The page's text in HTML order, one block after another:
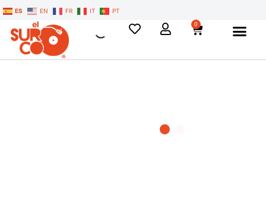
ES EN FR IT PT
0